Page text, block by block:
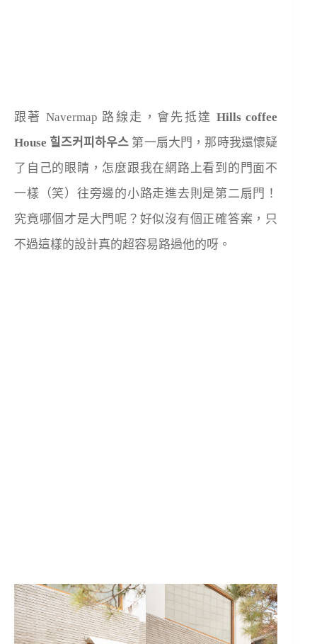
跟著 Navermap 路線走，會先抵達 Hills coffee
House 힐즈커피하우스 第一扇大門，那時我還懷疑
了自己的眼睛，怎麼跟我在網路上看到的門面不
一樣（笑）往旁邊的小路走進去則是第二扇門！
究竟哪個才是大門呢？好似沒有個正確答案，只
不過這樣的設計真的超容易路過他的呀。